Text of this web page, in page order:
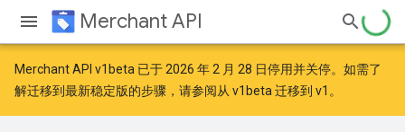
Merchant API
Merchant API v1beta 已于 2026 年 2 月 28 日停用并关停。如需了
解迁移到最新稳定版的步骤，请参阅从 v1beta 迁移到 v1 。